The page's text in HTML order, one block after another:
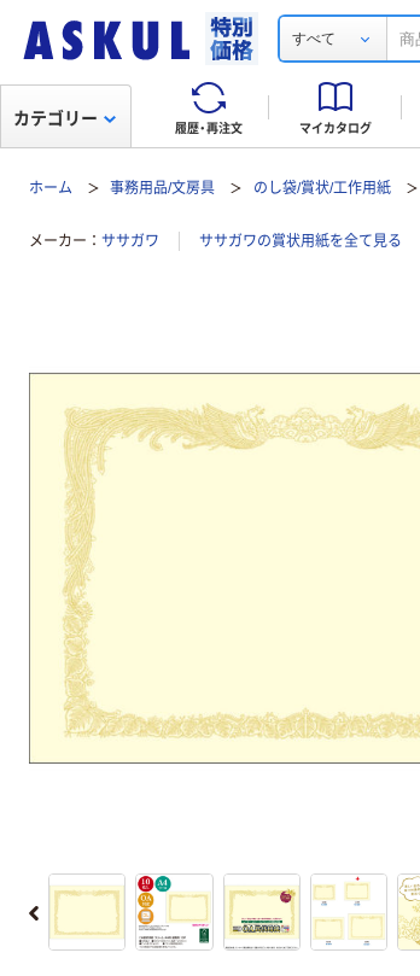
すべて
履歴・再注文 マイカタログ
カテゴリー
ホーム 事務用品/文房具 のし袋/賞状/工作用紙
メーカー ササガワ ササガワの賞状用紙を全て見る